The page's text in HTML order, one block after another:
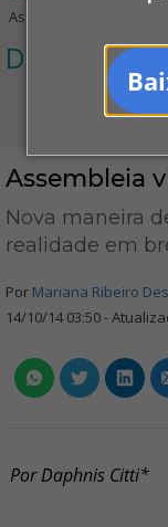
Assembleia virtual
Daphnis
Assembleia
Nova maneira
realidade em
Por Mariana Ribeiro
14/10/14 03:50 -
Por Daphnis Citti*